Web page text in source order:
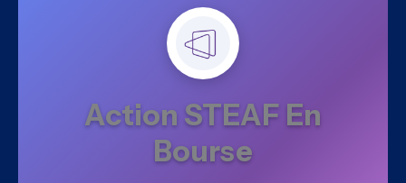
Action STEAF En
Bourse